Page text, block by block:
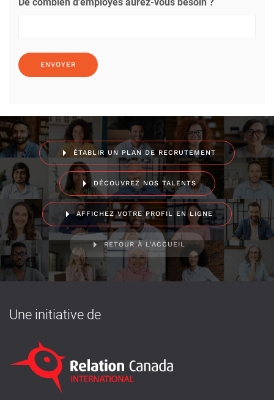
De combien d'employés aurez-vous besoin ?
ÉTABLIR UN PLAN DE RECRUTEMENT
DÉCOUVREZ NOS TALENTS
AFFICHEZ VOTRE PROFIL EN LIGNE
RETOUR À L'ACCUEIL
Une initiative de